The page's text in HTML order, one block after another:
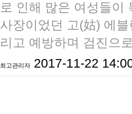
로 인해 많은 여성들이
사장이었던 고(姑) 에
리고 예방하며 검진으
최고관리자 2017-11-22